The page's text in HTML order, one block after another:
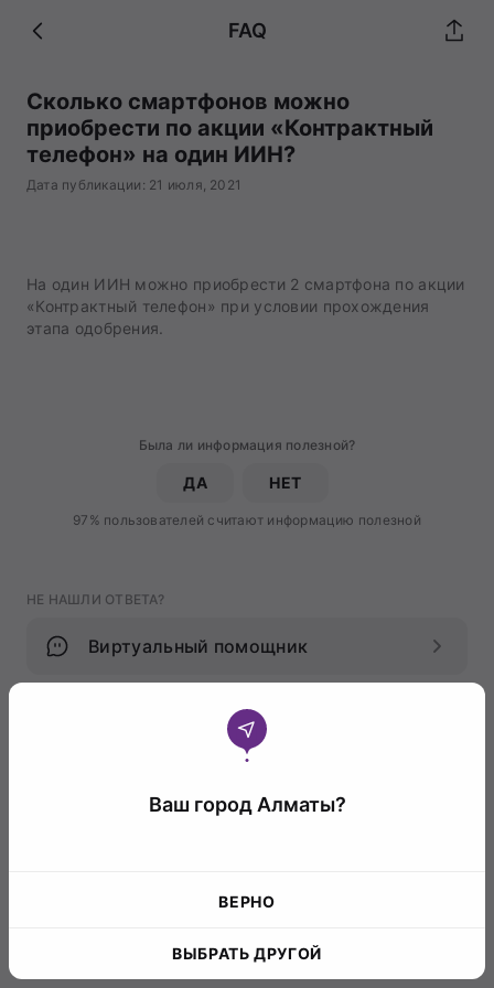
FAQ
Сколько смартфонов можно
приобрести по акции «Контрактный
телефон» на один ИИН?
Дата публикации: 21 июля, 2021
На один ИИН можно приобрести 2 смартфона по акции
«Контрактный телефон» при условии прохождения
этапа одобрения.
Была ли информация полезной?
ДА НЕТ
97% пользователей считают информацию полезной
НЕ НАШЛИ ОТВЕТА?
Виртуальный помощник
Ваш город Алматы?
ВЕРНО
ВЫБРАТЬ ДРУГОЙ